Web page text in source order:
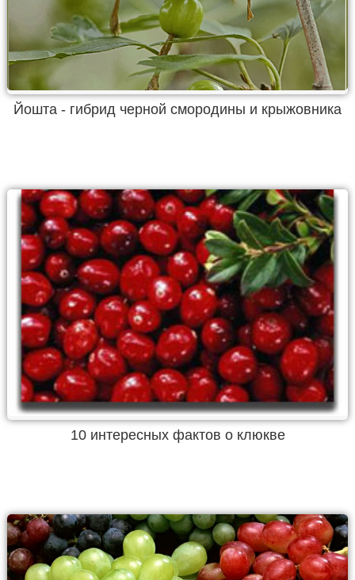
Йошта - гибрид черной смородины и крыжовника
10 интересных фактов о клюкве